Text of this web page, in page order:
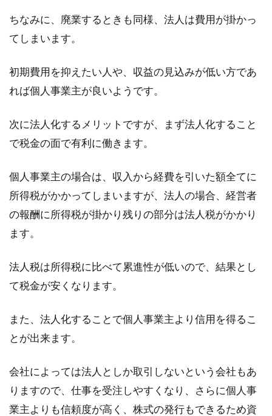
きる！その手順を教えて！
将来、マイホームを持ちたいと考えたとき、一
しょうか。...
マイホームの駐車場は砂利かコンク
リートどちらが良い？
砂利...
モルタルとはどんなもの？材料の配
モルタルは、建物の外壁材やレンガ塀などの接
着材、土間の仕上げ材など、建築によく使われ
る建材です。...
ちなみに、廃業するときも同様、法人は費用が掛かっ
てしまいます。
初期費用を抑えたい人や、収益の見込みが低い方であ
れば個人事業主が良いようです。
次に法人化するメリットですが、まず法人化すること
で税金の面で有利に働きます。
個人事業主の場合は、収入から経費を引いた額全てに
所得税がかかってしまいますが、法人の場合、経営者
の報酬に所得税が掛かり残りの部分は法人税がかかり
ます。
法人税は所得税に比べて累進性が低いので、結果とし
て税金が安くなります。
また、法人化することで個人事業主より信用を得るこ
とが出来ます。
会社によっては法人としか取引しないという会社もあ
りますので、仕事を受注しやすくなり、さらに個人事
業主よりも信頼度が高く、株式の発行もできるため資